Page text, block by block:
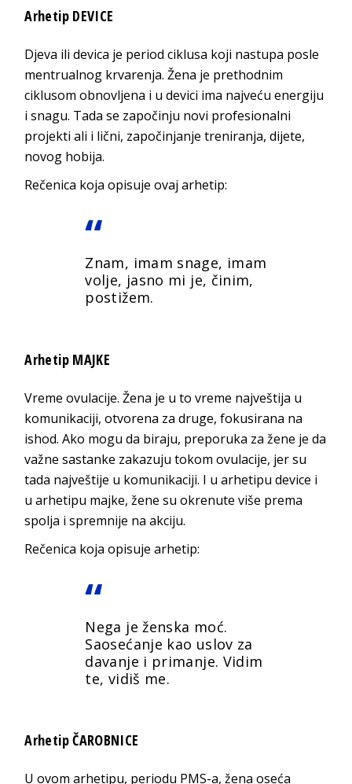
Arhetip DEVICE
Djeva ili devica je period ciklusa koji nastupa posle
mentrualnog krvarenja. Žena je prethodnim
ciklusom obnovljena i u devici ima najveću energiju
i snagu. Tada se započinju novi profesionalni
projekti ali i lični, započinjanje treniranja, dijete,
novog hobija.
Rečenica koja opisuje ovaj arhetip:
Znam, imam snage, imam
volje, jasno mi je, činim,
postižem.
Arhetip MAJKE
Vreme ovulacije. Žena je u to vreme najveštija u
komunikaciji, otvorena za druge, fokusirana na
ishod. Ako mogu da biraju, preporuka za žene je da
važne sastanke zakazuju tokom ovulacije, jer su
tada najveštije u komunikaciji. I u arhetipu device i
u arhetipu majke, žene su okrenute više prema
spolja i spremnije na akciju.
Rečenica koja opisuje arhetip:
Nega je ženska moć.
Saosećanje kao uslov za
davanje i primanje. Vidim
te, vidiš me.
Arhetip ČAROBNICE
U ovom arhetipu, periodu PMS-a, žena oseća